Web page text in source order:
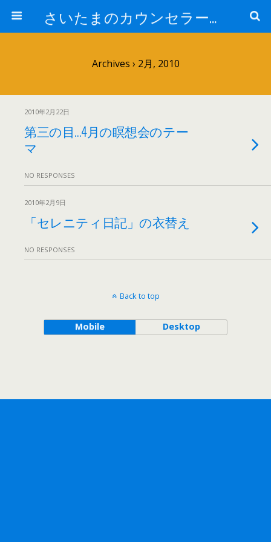
さいたまのカウンセラー日記
Archives › 2月, 2010
2010年2月22日
第三の目…4月の瞑想会のテー
マ
NO RESPONSES
2010年2月9日
「セレニティ日記」の衣替え
NO RESPONSES
Back to top
Mobile Desktop